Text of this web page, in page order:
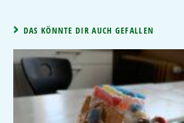
DAS KÖNNTE DIR AUCH GEFALLEN